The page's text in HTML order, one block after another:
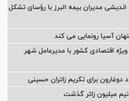
مدیران بیمه البرز با رؤسای تشکل
آسیا رونمایی می کند
اقتصادی کشور با مدیرعامل شهر
برای تکریم زائران حسینی
میلیون زائر گذشت